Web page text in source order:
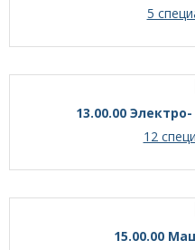
5
13.00.00
12
15.00.00